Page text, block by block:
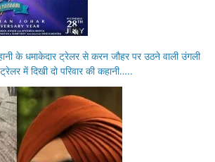
के धमाकेदार ट्रेलर से करन जौहर पर उठने वाली उंगली
में दिखी दो परिवार की कहानी…..